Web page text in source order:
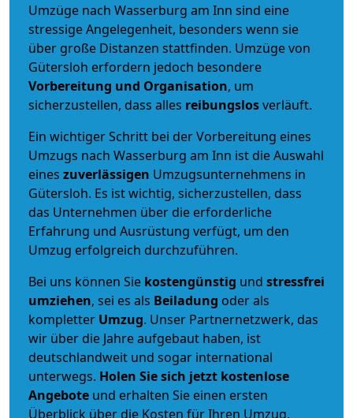
Umzüge nach Wasserburg am Inn sind eine
stressige Angelegenheit, besonders wenn sie
über große Distanzen stattfinden. Umzüge von
Gütersloh erfordern jedoch besondere
Vorbereitung und Organisation, um
sicherzustellen, dass alles reibungslosverläuft.
Ein wichtiger Schritt bei der Vorbereitung eines
Umzugs nach Wasserburg am Inn ist die Auswahl
eines zuverlässigen Umzugsunternehmens in
Gütersloh. Es ist wichtig, sicherzustellen, dass
das Unternehmen über die erforderliche
Erfahrung und Ausrüstung verfügt, um den
Umzug erfolgreich durchzuführen.
Bei uns können Sie kostengünstig und stressfrei
umziehen, sei es als Beiladung oder als
kompletter Umzug. Unser Partnernetzwerk, das
wir über die Jahre aufgebaut haben, ist
deutschlandweit und sogar international
unterwegs. Holen Sie sich jetzt kostenlose
Angebote und erhalten Sie einen ersten
Überblick über die Kosten für Ihren Umzug.